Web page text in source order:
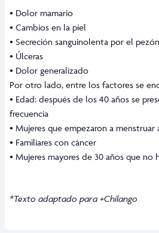
• Dolor mamario
• Cambios en la piel
• Secreción sanguinolenta por el pezón
• Úlceras
• Dolor generalizado
Por otro lado, entre los factores se
• Edad: después de los 40 años se
frecuencia
• Mujeres que empezaron a
• Familiares con cáncer
• Mujeres mayores de 30 años que no
*Texto adaptado para +Chilango